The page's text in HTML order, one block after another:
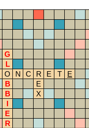
G
L
O N C R E T
E
B
E
B
X
I
E
R